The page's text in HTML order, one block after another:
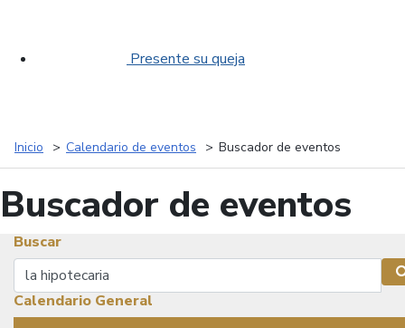
Presente su queja
Inicio Calendario de eventos Buscador de eventos
Buscador de eventos
Buscar
Buscar
Calendario General